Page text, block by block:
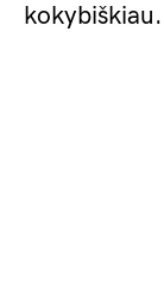
kokybiškiau.